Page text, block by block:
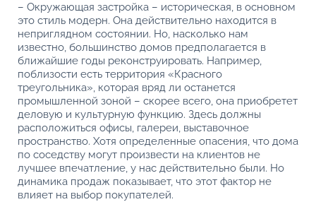
– Окружающая застройка – историческая, в основном
это стиль модерн. Она действительно находится в
неприглядном состоянии. Но, насколько нам
известно, большинство домов предполагается в
ближайшие годы реконструировать. Например,
поблизости есть территория «Красного
треугольника», которая вряд ли останется
промышленной зоной – скорее всего, она приобретет
деловую и культурную функцию. Здесь должны
расположиться офисы, галереи, выставочное
пространство. Хотя определенные опасения, что дома
по соседству могут произвести на клиентов не
лучшее впечатление, у нас действительно были. Но
динамика продаж показывает, что этот фактор не
влияет на выбор покупателей.